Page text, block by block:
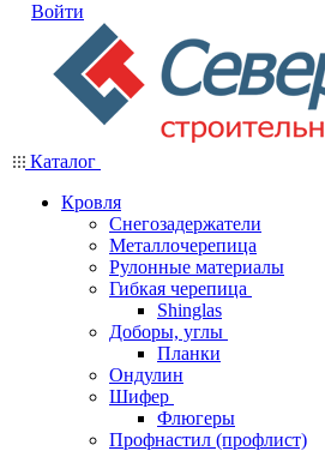
Войти
Каталог
Кровля
Снегозадержатели
Металлочерепица
Рулонные материалы
Гибкая черепица
Shinglas
Доборы, углы
Планки
Ондулин
Шифер
Флюгеры
Профнастил (профлист)